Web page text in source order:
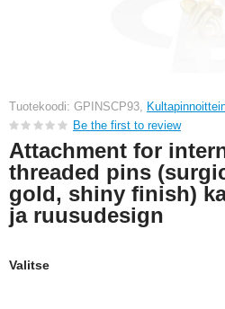
Tuotekoodi: GPINSCP93,
Be the first to review
Attachment for
threaded pins
gold, shiny finish)
ja ruusudesign
Valitse